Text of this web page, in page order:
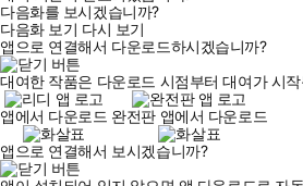
다음화를 보시겠습니까?
다음화 보기 다시 보기
앱으로 연결해서 다운로드하시겠습니까?
대여한 작품은 다운로드 시점부터 대여가 시
앱에서 다운로드 완전판 앱에서 다운로드
앱으로 연결해서 보시겠습니까?